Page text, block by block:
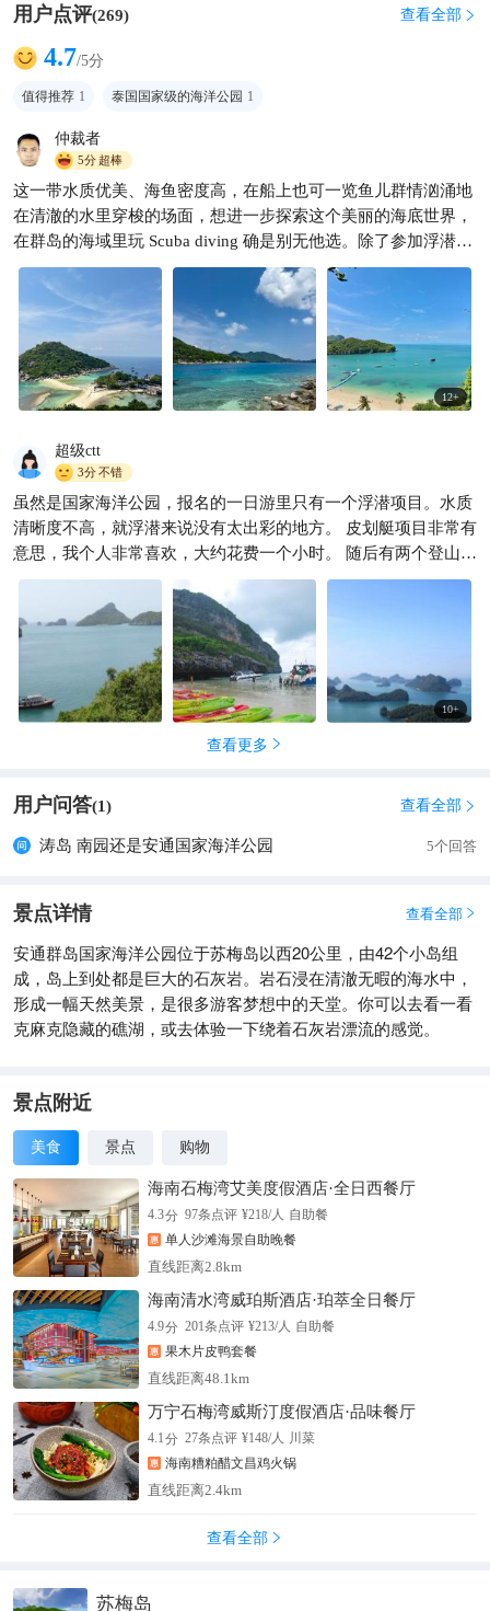
苏梅岛，山与海，慢生活
用户点评(269) 查看全部 
4.7/5分
值得推荐 1 泰国国家级的海洋公园 1
仲裁者
5分超棒
这一带水质优美、海鱼密度高，在船上也可一览鱼儿群情汹涌地
在清澈的水里穿梭的场面，想进一步探索这个美丽的海底世界，
在群岛的海域里玩 Scuba diving 确是别无他选。除了参加浮潜及
或其他水上活动外，公园还有许多天然岩洞、恬静的白沙滩、珊
瑚礁群及各式各样奇形怪状的岩石安通国家海洋公园的迷人风景
在于公园景色秀美，辽阔的大海和石灰岩的小山构成了一幅美丽
的风景画。附近海域洁净透明且海洋生物丰富，各海岛遍布珊瑚
礁，独特的蔚蓝咸水湖和石灰岩洞，是登岛观光不可错过的地
方，幽静的海湾也是潜水、游泳和划船的好地方。这里绝对要花
光。游客还可以租一艘小船，根据自己的喜好随意漫游。游玩累
了还可以到安通国家海洋公园的旅客服务中心享受美食，旅客服
务中心位于一个较大的岛上，提能够供游客住宿、餐饮、生态介
绍与公园导引服务。无论你是选择自由行还是在导游陪同下游
玩，这里的迷人风光都会让人流连忘返。 卧牛岛国家总部所在
有钟乳石洞，钟乳石状似盛开的荷花山中湖在慈母岛上，附近海
域洁净透明且海洋生物丰富，各海岛遍布珊瑚礁与石灰岩，此外
独特的蔚蓝咸水湖和石灰岩洞，为大自然杰作，地质凹入自然形
成。宽200米，长250米，深7米，从国家总部搭船过去约15分
钟，是登岛观光不可错过的地方。 【景色】好 【性价比】
12+
超级ctt
3分不错
虽然是国家海洋公园，报名的一日游里只有一个浮潜项目。水质
清晰度不高，就浮潜来说没有太出彩的地方。 皮划艇项目非常有
意思，我个人非常喜欢，大约花费一个小时。 随后有两个登山徒
步的项目，建议体力好的游客不要错过，登顶后的风景不会让你
失望的！ P.S. 我们的导游Jimmy会说一点中文，如果你不会英
文，不必担心沟通问题。
10+
查看更多 
用户问答(1) 查看全部 
涛岛 南园还是安通国家海洋公园 5个回答
景点详情 查看全部 
安通群岛国家海洋公园位于苏梅岛以西20公里，由42个小岛组
成，岛上到处都是巨大的石灰岩。岩石浸在清澈无暇的海水中，
形成一幅天然美景，是很多游客梦想中的天堂。你可以去看一看
克麻克隐藏的礁湖，或去体验一下绕着石灰岩漂流的感觉。
景点附近
美食 景点 购物
海南石梅湾艾美度假酒店·全日西餐厅
4.3分 97条点评 ¥218/人 自助餐
单人沙滩海景自助晚餐
直线距离2.8km
海南清水湾威珀斯酒店·珀萃全日餐厅
4.9分 201条点评 ¥213/人 自助餐
果木片皮鸭套餐
直线距离48.1km
万宁石梅湾威斯汀度假酒店·品味餐厅
4.1分 27条点评 ¥148/人 川菜
海南糟粕醋文昌鸡火锅
直线距离2.4km
查看全部 
苏梅岛